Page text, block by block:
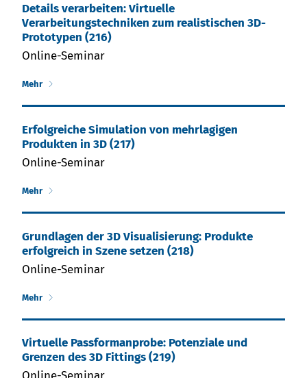
Details verarbeiten: Virtuelle
Verarbeitungstechniken zum realistischen 3D-
Prototypen (216)
Online-Seminar
Mehr
Erfolgreiche Simulation von mehrlagigen
Produkten in 3D (217)
Online-Seminar
Mehr
Grundlagen der 3D Visualisierung: Produkte
erfolgreich in Szene setzen (218)
Online-Seminar
Mehr
Virtuelle Passformanprobe: Potenziale und
Grenzen des 3D Fittings (219)